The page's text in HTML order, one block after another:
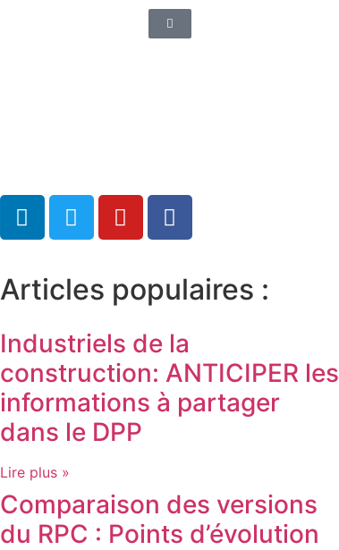
Articles populaires :
Industriels de la
construction: ANTICIPER les
informations à partager
dans le DPP
Lire plus »
Comparaison des versions
du RPC : Points d’évolution